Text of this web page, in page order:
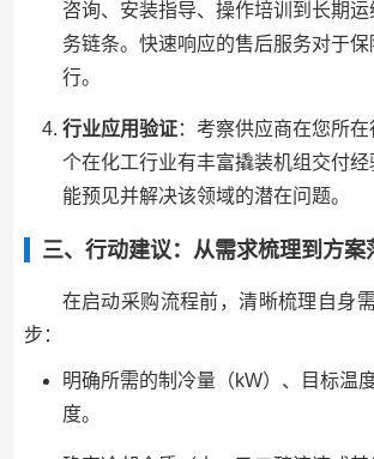
咨询、安装指导、操作培训到长期
务链条。快速响应的售后服务对于
行。
行业应用验证：考察供应商在您所
个在化工行业有丰富撬装机组交付经
能预见并解决该领域的潜在问题。
三、行动建议：从需求梳理到方案
在启动采购流程前，清晰梳理自身
步：
明确所需的制冷量（kW）、目标温
度。